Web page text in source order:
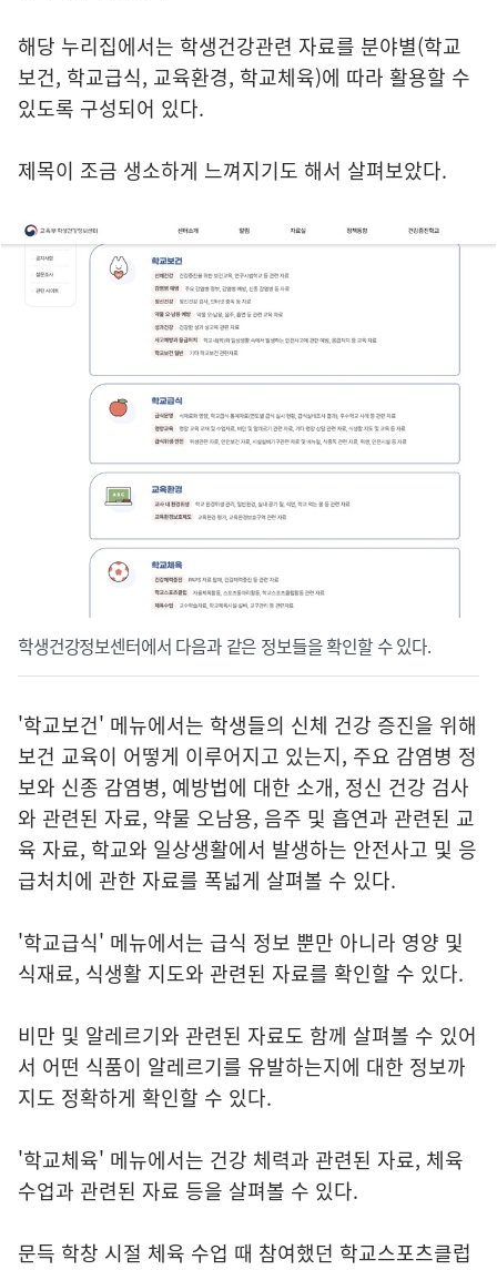
해당 누리집에서는 학생건강관련 자료를 분야별(학교
보건, 학교급식, 교육환경, 학교체육)에 따라 활용할 수
있도록 구성되어 있다.
제목이 조금 생소하게 느껴지기도 해서 살펴보았다.
학생건강정보센터에서 다음과 같은 정보들을 확인할 수 있다.
'학교보건' 메뉴에서는 학생들의 신체 건강 증진을 위해
보건 교육이 어떻게 이루어지고 있는지, 주요 감염병 정
보와 신종 감염병, 예방법에 대한 소개, 정신 건강 검사
와 관련된 자료, 약물 오남용, 음주 및 흡연과 관련된 교
육 자료, 학교와 일상생활에서 발생하는 안전사고 및 응
급처치에 관한 자료를 폭넓게 살펴볼 수 있다.
'학교급식' 메뉴에서는 급식 정보 뿐만 아니라 영양 및
식재료, 식생활 지도와 관련된 자료를 확인할 수 있다.
비만 및 알레르기와 관련된 자료도 함께 살펴볼 수 있어
서 어떤 식품이 알레르기를 유발하는지에 대한 정보까
지도 정확하게 확인할 수 있다.
'학교체육' 메뉴에서는 건강 체력과 관련된 자료, 체육
수업과 관련된 자료 등을 살펴볼 수 있다.
문득 학창 시절 체육 수업 때 참여했던 학교스포츠클럽